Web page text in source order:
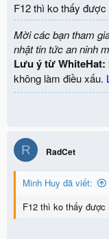
F12 thì ko thấy
Mời các bạn tham
nhật tin tức an ninh
Lưu ý từ WhiteHat:
không làm điều xấu.
R RadCet
Minh Huy đã viết:
F12 thì ko thấy